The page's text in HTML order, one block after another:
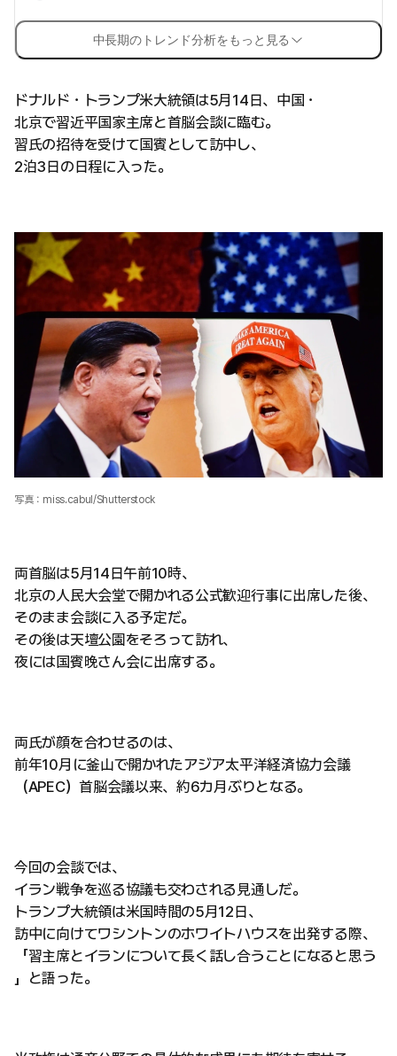
中長期のトレンド分析をもっと見る
ドナルド・トランプ米大統領は5月14日、中国・
北京で習近平国家主席と首脳会談に臨む。
習氏の招待を受けて国賓として訪中し、
2泊3日の日程に入った。
写真：miss.cabul/Shutterstock
両首脳は5月14日午前10時、
北京の人民大会堂で開かれる公式歓迎行事に出席した後、
そのまま会談に入る予定だ。
その後は天壇公園をそろって訪れ、
夜には国賓晩さん会に出席する。
両氏が顔を合わせるのは、
前年10月に釜山で開かれたアジア太平洋経済協力会議
（APEC）首脳会議以来、約6カ月ぶりとなる。
今回の会談では、
イラン戦争を巡る協議も交わされる見通しだ。
トランプ大統領は米国時間の5月12日、
訪中に向けてワシントンのホワイトハウスを出発する際、
「習主席とイランについて長く話し合うことになると思う
」と語った。